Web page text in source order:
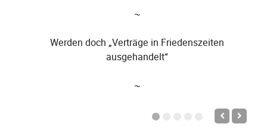
~
Werden doch „Verträge in Friedenszeiten
ausgehandelt“
~